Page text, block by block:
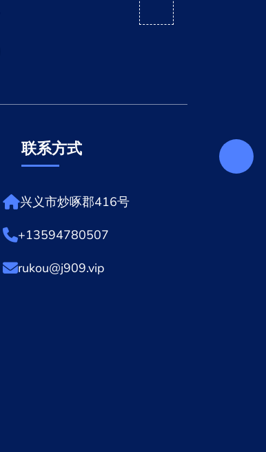
联系方式
兴义市炒啄郡416号
+13594780507
rukou@j909.vip